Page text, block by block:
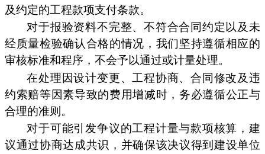
及约定的工程款项支付条款。
对于报验资料不完整、不符合合同约定以及未
经质量检验确认合格的情况，我们坚持遵循相应的
审核标准和程序，不会予以通过或计量处理。
在处理因设计变更、工程协商、合同修改及违
约索赔等因素导致的费用增减时，务必遵循公正与
合理的准则。
对于可能引发争议的工程计量与款项核算，建
议通过协商达成共识，并确保该决议得到建设单位